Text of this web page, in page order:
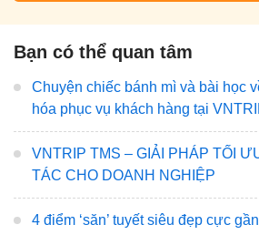
Bạn có thể quan tâm
Chuyện chiếc bánh mì và bài học
hóa phục vụ khách hàng tại
VNTRIP TMS – GIẢI PHÁP TỐI
TÁC CHO DOANH NGHIỆP
4 điểm ‘săn’ tuyết siêu đẹp cực